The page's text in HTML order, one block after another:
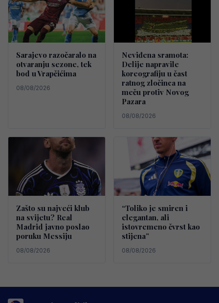
Sarajevo razočaralo na
otvaranju sezone, tek
bod u Vrapčićima
08/08/2026
Neviđena sramota:
Delije napravile
koreografiju u čast
ratnog zločinca na
meču protiv Novog
Pazara
08/08/2026
Zašto su najveći klub
na svijetu? Real
Madrid javno poslao
poruku Messiju
08/08/2026
“Toliko je smiren i
elegantan, ali
istovremeno čvrst kao
stijena”
08/08/2026